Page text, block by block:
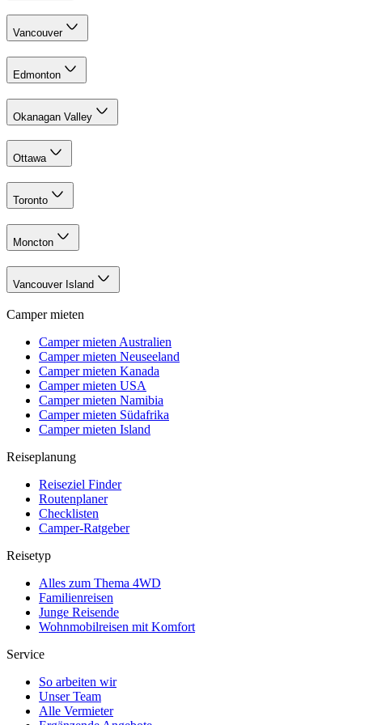
Vancouver
Edmonton
Okanagan Valley
Ottawa
Toronto
Moncton
Vancouver Island
Camper mieten
Camper mieten Australien
Camper mieten Neuseeland
Camper mieten Kanada
Camper mieten USA
Camper mieten Namibia
Camper mieten Südafrika
Camper mieten Island
Reiseplanung
Reiseziel Finder
Routenplaner
Checklisten
Camper-Ratgeber
Reisetyp
Alles zum Thema 4WD
Familienreisen
Junge Reisende
Wohnmobilreisen mit Komfort
Service
So arbeiten wir
Unser Team
Alle Vermieter